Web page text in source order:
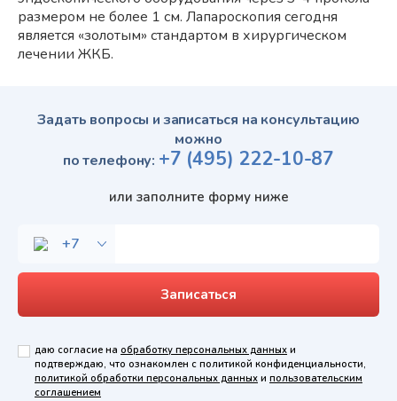
размером не более 1 см. Лапароскопия сегодня
является «золотым» стандартом в хирургическом
лечении ЖКБ.
Задать вопросы и записаться на консультацию
можно
по телефону: +7 (495) 222-10-87
или заполните форму ниже
даю согласие на обработку персональных данных и
подтверждаю, что ознакомлен с политикой конфиденциальности,
политикой обработки персональных данных и пользовательским
соглашением